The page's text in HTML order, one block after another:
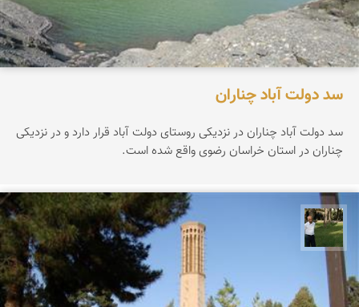
سد دولت آباد چناران
سد دولت آباد چناران در نزدیکی روستای دولت آباد قرار دارد و در نزدیکی
چناران در استان خراسان رضوی واقع شده است.